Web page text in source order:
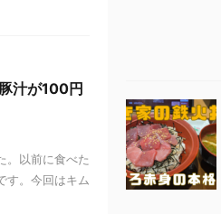
汁が100円
。以前に食べた
す。今回はキム